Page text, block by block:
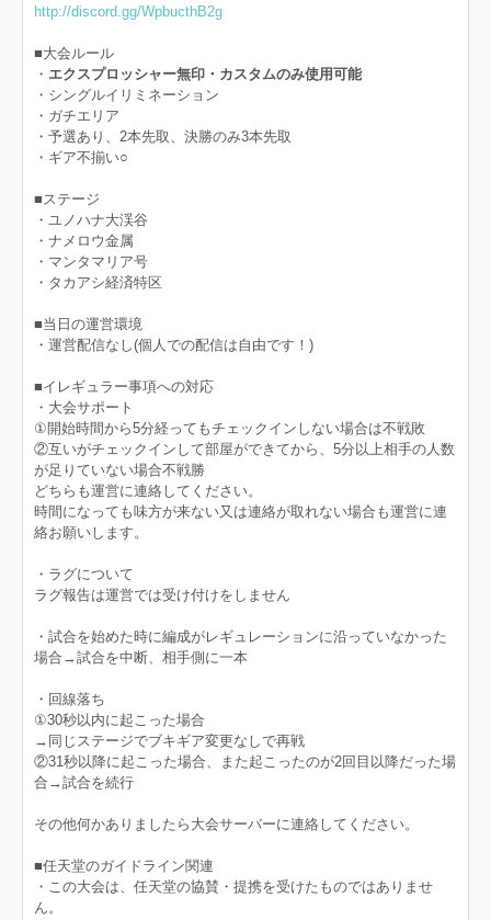
http://discord.gg/WpbucthB2g
■大会ルール
・ エクスプロッシャー無印・カスタムのみ使用可能
・シングルイリミネーション
・ガチエリア
・予選あり、2本先取、決勝のみ3本先取
・ギア不揃い○
■ステージ
・ユノハナ大渓谷
・ナメロウ金属
・マンタマリア号
・タカアシ経済特区
■当日の運営環境
・運営配信なし(個人での配信は自由です！)
■イレギュラー事項への対応
・大会サポート
①開始時間から5分経ってもチェックインしない場合は不戦敗
②互いがチェックインして部屋ができてから、5分以上相手の人数
が足りていない場合不戦勝
どちらも運営に連絡してください。
時間になっても味方が来ない又は連絡が取れない場合も運営に連
絡お願いします。
・ラグについて
ラグ報告は運営では受け付けをしません
・試合を始めた時に編成がレギュレーションに沿っていなかった
場合→試合を中断、相手側に一本
・回線落ち
①30秒以内に起こった場合
→同じステージでブキギア変更なしで再戦
②31秒以降に起こった場合、また起こったのが2回目以降だった場
合→試合を続行
その他何かありましたら大会サーバーに連絡してください。
■任天堂のガイドライン関連
・この大会は、任天堂の協賛・提携を受けたものではありませ
ん。